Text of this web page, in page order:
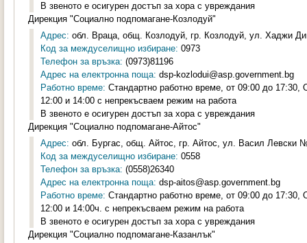
В звеното е осигурен достъп за хора с увреждания
Дирекция "Социално подпомагане-Козлодуй"
Адрес: обл. Враца, общ. Козлодуй, гр. Козлодуй, ул. Хаджи
Код за междуселищно избиране: 0973
Телефон за връзка: (0973)81196
Адрес на електронна поща: dsp-kozlodui@asp.government.bg
Работно време: Стандартно работно време, от 09:00 до
12:00 и 14:00 с непрекъсваем режим на работа
В звеното е осигурен достъп за хора с увреждания
Дирекция "Социално подпомагане-Айтос"
Адрес: обл. Бургас, общ. Айтос, гр. Айтос, ул. Васил Левски
Код за междуселищно избиране: 0558
Телефон за връзка: (0558)26340
Адрес на електронна поща: dsp-aitos@asp.government.bg
Работно време: Стандартно работно време, от 09:00 до
12:00 и 14:00ч. с непрекъсваем режим на работа
В звеното е осигурен достъп за хора с увреждания
Дирекция "Социално подпомагане-Казанлък"